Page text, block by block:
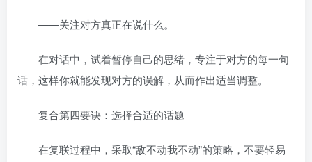
——关注对方真正在说什么。
在对话中，试着暂停自己的思绪，专注于对方的每一句
话，这样你就能发现对方的误解，从而作出适当调整。
复合第四要诀：选择合适的话题
在复联过程中，采取“敌不动我不动”的策略，不要轻易